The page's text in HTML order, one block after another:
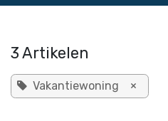
3 Artikelen
Vakantiewoning ×